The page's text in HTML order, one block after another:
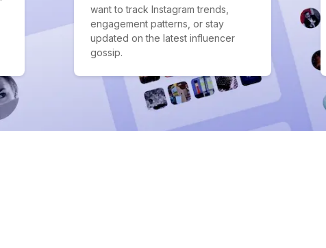
want to track Instagram trends,
engagement patterns, or stay
updated on the latest influencer
gossip.